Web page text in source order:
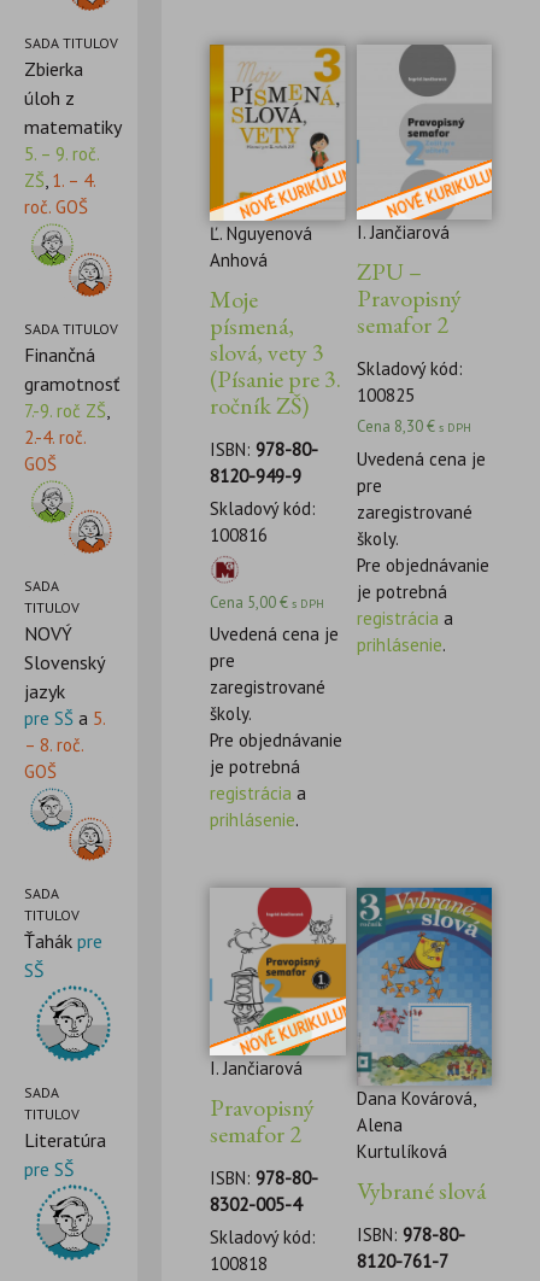
SADA TITULOV
Zbierka
úloh z
matematiky
5. – 9. roč.
ZŠ, 1. – 4.
roč. GOŠ
SADA TITULOV
Finančná
gramotnosť
7.-9. roč ZŠ,
2.-4. roč.
GOŠ
SADA
TITULOV
NOVÝ
Slovenský
jazyk
pre SŠ a 5.
– 8. roč.
GOŠ
SADA
TITULOV
Ťahák pre
SŠ
SADA
TITULOV
Literatúra
pre SŠ
Ľ. Nguyenová
Anhová
Moje
písmená,
slová, vety 3
(Písanie pre 3.
ročník ZŠ)
ISBN:978-80-
8120-949-9
Skladový kód:
100816
Cena 5,00€ s DPH
Uvedená cena je
pre
zaregistrované
školy.
Pre objednávanie
je potrebná
registrácia a
prihlásenie.
I. Jančiarová
ZPU –
Pravopisný
semafor 2
Skladový kód:
100825
Cena 8,30€ s DPH
Uvedená cena je
pre
zaregistrované
školy.
Pre objednávanie
je potrebná
registrácia a
prihlásenie.
I. Jančiarová
Pravopisný
semafor 2
ISBN:978-80-
8302-005-4
Skladový kód:
100818
Dana Kovárová,
Alena
Kurtulíková
Vybrané slová
ISBN: 978-80-
8120-761-7